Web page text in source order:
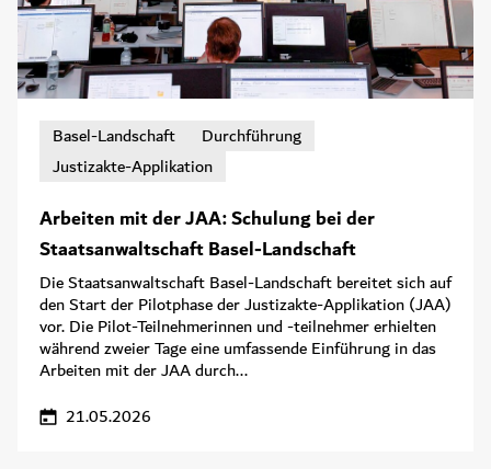
Basel-Landschaft
Durchführung
Justizakte-Applikation
Arbeiten mit der JAA: Schulung bei der
Staatsanwaltschaft Basel-Landschaft
Die Staatsanwaltschaft Basel-Landschaft bereitet sich auf
den Start der Pilotphase der Justizakte-Applikation (JAA)
vor. Die Pilot-Teilnehmerinnen und -teilnehmer erhielten
während zweier Tage eine umfassende Einführung in das
Arbeiten mit der JAA durch...
21.05.2026